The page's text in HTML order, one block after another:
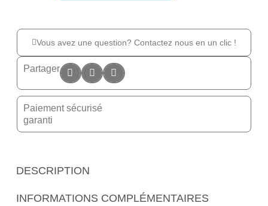
Vous avez une question? Contactez nous en un clic !
Partager
Paiement sécurisé
garanti
DESCRIPTION
INFORMATIONS COMPLÉMENTAIRES